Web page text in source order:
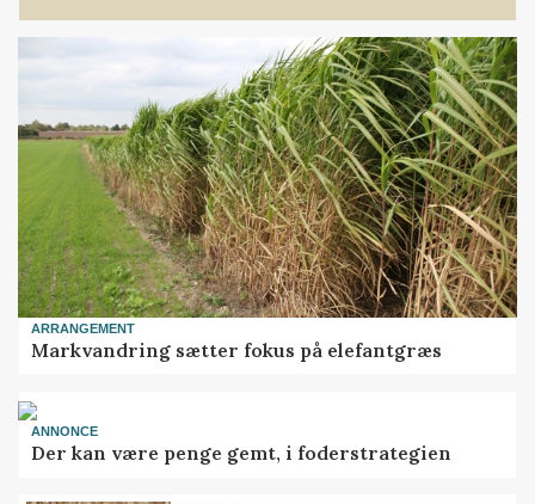
ARRANGEMENT
Markvandring sætter fokus på elefantgræs
ANNONCE
Der kan være penge gemt, i foderstrategien